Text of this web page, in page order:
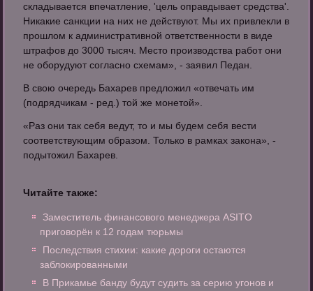
складывается впечатление, 'цель оправдывает средства'.
Никакие санкции на них не действуют. Мы их привлекли в
прошлом к административной ответственности в виде
штрафов до 3000 тысяч. Место производства работ они
не оборудуют согласно схемам», - заявил Педан.
В свою очередь Бахарев предложил «отвечать им
(подрядчикам - ред.) той же монетой».
«Раз они так себя ведут, то и мы будем себя вести
соответствующим образом. Только в рамках закона», -
подытожил Бахарев.
Читайте также:
Заместитель финансового менеджера ASITO
приговорён к 12 годам тюрьмы
Последствия стихии: какие дороги остаются
заблокированными
В Прикамье банду будут судить за серию угонов и